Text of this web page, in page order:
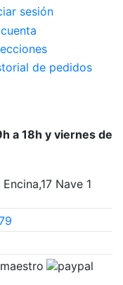
sesión
de pedidos
a 18h y viernes de
Nave 1